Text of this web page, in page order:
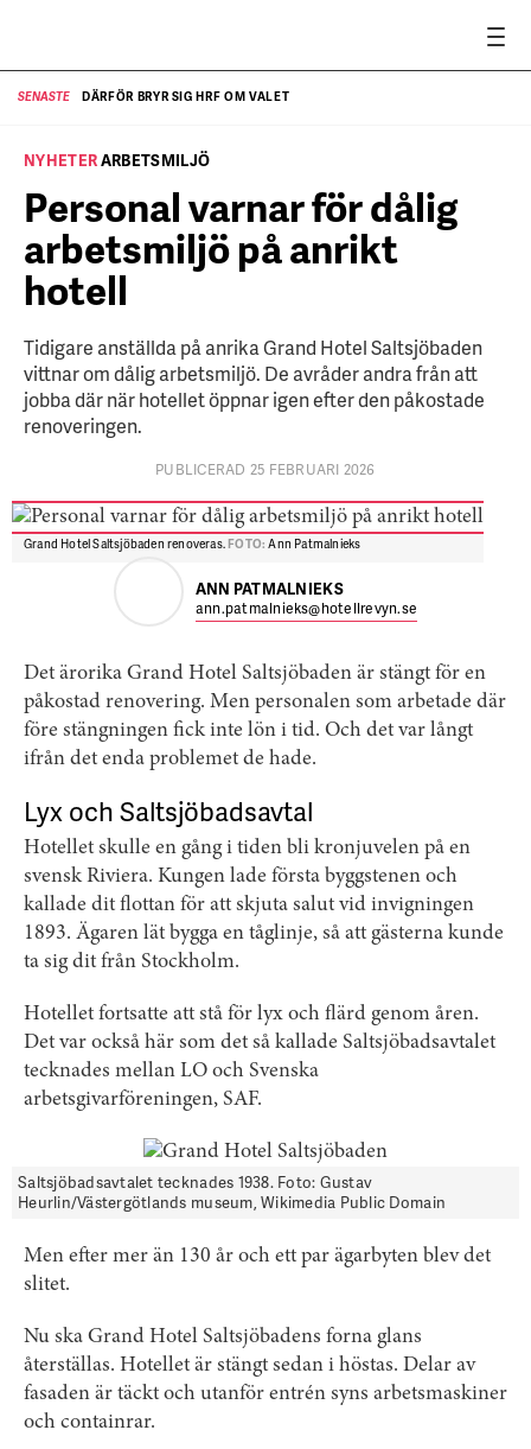
SENASTE DÄRFÖR BRYR SIG HRF OM VALET
NYHETERARBETSMILJÖ
Personal varnar för dålig
arbetsmiljö på anrikt
hotell
Tidigare anställda på anrika Grand Hotel Saltsjöbaden
vittnar om dålig arbetsmiljö. De avråder andra från att
jobba där när hotellet öppnar igen efter den påkostade
renoveringen.
PUBLICERAD 25 FEBRUARI 2026
Grand Hotel Saltsjöbaden renoveras.FOTO: Ann Patmalnieks
ANN PATMALNIEKS
ann.patmalnieks@hotellrevyn.se
Det ärorika Grand Hotel Saltsjöbaden är stängt för en
påkostad renovering. Men personalen som arbetade där
före stängningen fick inte lön i tid. Och det var långt
ifrån det enda problemet de hade.
Lyx och Saltsjöbadsavtal
Hotellet skulle en gång i tiden bli kronjuvelen på en
svensk Riviera. Kungen lade första byggstenen och
kallade dit flottan för att skjuta salut vid invigningen
1893. Ägaren lät bygga en tåglinje, så att gästerna kunde
ta sig dit från Stockholm.
Hotellet fortsatte att stå för lyx och flärd genom åren.
Det var också här som det så kallade Saltsjöbadsavtalet
tecknades mellan LO och Svenska
arbetsgivarföreningen, SAF.
Saltsjöbadsavtalet tecknades 1938. Foto: Gustav
Heurlin/Västergötlands museum, Wikimedia Public Domain
Men efter mer än 130 år och ett par ägarbyten blev det
slitet.
Nu ska Grand Hotel Saltsjöbadens forna glans
återställas. Hotellet är stängt sedan i höstas. Delar av
fasaden är täckt och utanför entrén syns arbetsmaskiner
och containrar.